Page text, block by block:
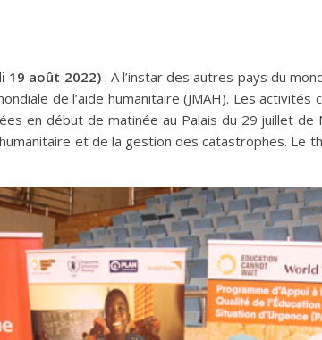
19 août 2022) : A l’instar des autres pays du
de l’aide humanitaire (JMAH). Les
en début de matinée au Palais du 29 juillet
et de la gestion des catastrophes. Le